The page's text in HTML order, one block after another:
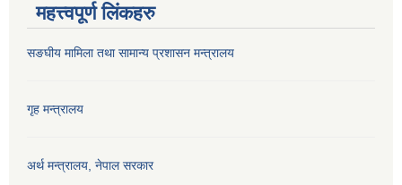
महत्त्वपूर्ण लिंकहरु
सङघीय मामिला तथा सामान्य प्रशासन मन्‍त्रालय
गृह मन्त्रालय
अर्थ मन्त्रालय, नेपाल सरकार